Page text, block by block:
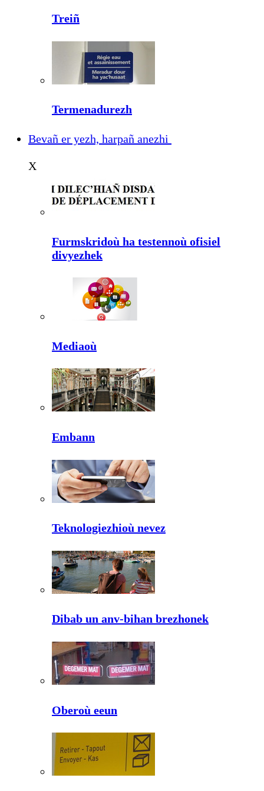
Treiñ
Termenadurezh
Bevañ er yezh, harpañ anezhi
X
Furmskridoù ha testennoù ofisiel
divyezhek
Mediaoù
Embann
Teknologiezhioù nevez
Dibab un anv-bihan brezhonek
Oberoù eeun